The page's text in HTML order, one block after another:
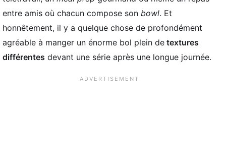
entre amis où chacun compose son bowl. Et
honnêtement, il y a quelque chose de profondément
agréable à manger un énorme bol plein de textures
différentes devant une série après une longue journée.